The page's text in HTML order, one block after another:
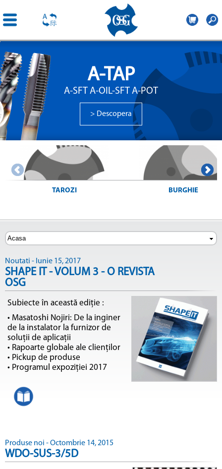
principal
Central
Europe
A-TAP
A-SFT A-OIL-SFT A-POT
> Descopera
TAROZI BURGHIE
Noutati - Iunie 15, 2017
SHAPE IT - VOLUM 3 - O REVISTA
OSG
Subiecte în această ediție :
• Masatoshi Nojiri: De la inginer
de la instalator la furnizor de
soluții de aplicații
• Rapoarte globale ale clienților
• Pickup de produse
• Programul expoziției 2017
Produse noi - Octombrie 14, 2015
WDO-SUS-3/5D